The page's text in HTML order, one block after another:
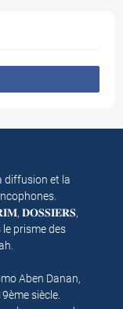
diffusion et la
𝐃𝐎𝐒𝐒𝐈𝐄𝐑𝐒,
prisme des
Aben Danan,
siècle.